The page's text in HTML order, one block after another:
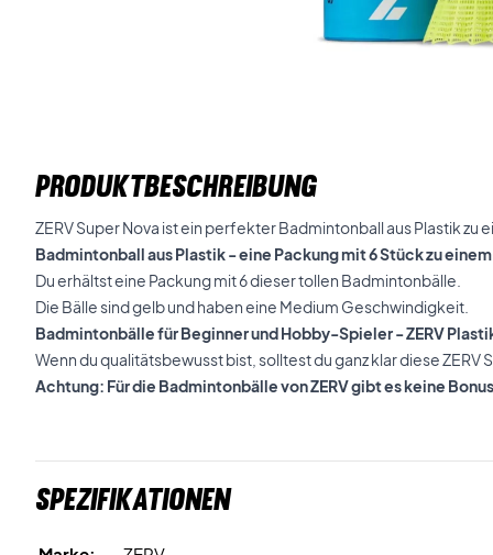
PRODUKTBESCHREIBUNG
ZERV Super Nova ist ein perfekter Badmintonball aus Plastik zu
Badmintonball aus Plastik - eine Packung mit 6 Stück zu
Du erhältst eine Packung mit 6 dieser tollen Badmintonbälle.
Die Bälle sind gelb und haben eine Medium Geschwindigkeit.
Badmintonbälle für Beginner und Hobby-Spieler - ZERV
Wenn du qualitätsbewusst bist, solltest du ganz klar diese ZERV
Achtung: Für die Badmintonbälle von ZERV gibt es keine
Spezifikationen